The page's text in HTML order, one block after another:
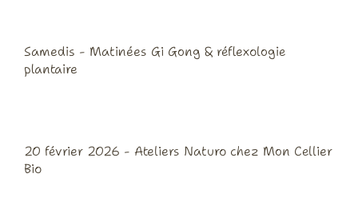
Samedis - Matinées Gi Gong & réflexologie
plantaire
20 février 2026 - Ateliers Naturo chez Mon Cellier
Bio